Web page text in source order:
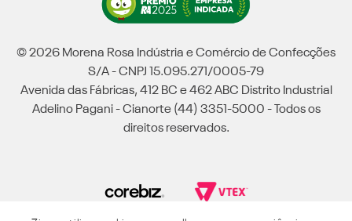
© 2026 Morena Rosa Indústria e Comércio de Confecções
S/A - CNPJ 15.095.271/0005-79
Avenida das Fábricas, 412 BC e 462 ABC Distrito Industrial
Adelino Pagani - Cianorte (44) 3351-5000 - Todos os
direitos reservados.